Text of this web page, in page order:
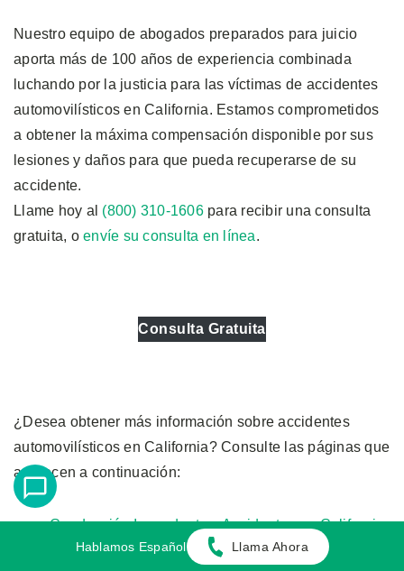
Nuestro equipo de abogados preparados para juicio
aporta más de 100 años de experiencia combinada
luchando por la justicia para las víctimas de accidentes
automovilísticos en California. Estamos comprometidos
a obtener la máxima compensación disponible por sus
lesiones y daños para que pueda recuperarse de su
accidente.
Llame hoy al (800) 310-1606para recibir una consulta
gratuita, o envíe su consulta en línea.
Consulta Gratuita
¿Desea obtener más información sobre accidentes
automovilísticos en California? Consulte las páginas que
aparecen a continuación:
Conducción Imprudente y Accidentes en California:
Cómo un Abogado Puede Ayudarle a Obtener
Hablamos Español Llama Ahora